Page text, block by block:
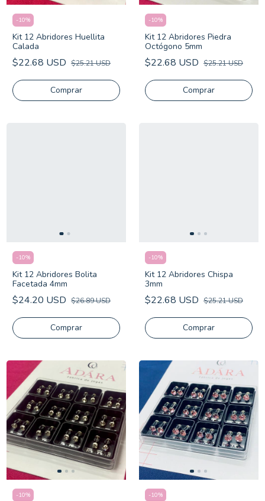
-10%
Kit 12 Abridores Huellita
Calada
$22.68 USD $25.21 USD
-10%
Kit 12 Abridores Piedra
Octógono 5mm
$22.68 USD $25.21 USD
Comprar
-10%
Kit 12 Abridores Bolita
Facetada 4mm
$24.20 USD $26.89 USD
-10%
Kit 12 Abridores Chispa
3mm
$22.68 USD $25.21 USD
Comprar
-10% -10%